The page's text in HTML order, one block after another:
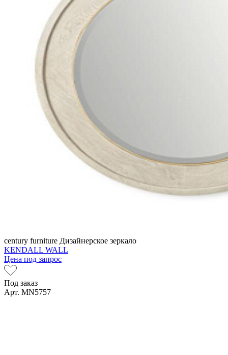
century furniture Дизайнерское зеркало
KENDALL WALL
Цена под запрос
Под заказ
Арт. MN5757